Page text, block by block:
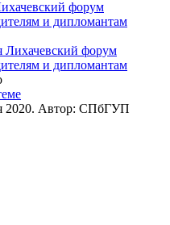
форум
и дипломантам
2020. Автор: СПбГУП